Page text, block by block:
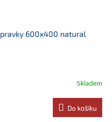
600x400 natural
Skladem
Do košíku